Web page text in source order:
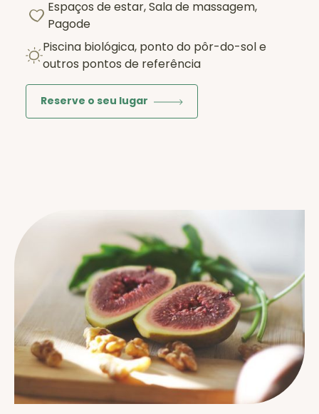
Espaços de estar, Sala de massagem,
Pagode
Piscina biológica, ponto do pôr-do-sol e
outros pontos de referência
Reserve o seu lugar